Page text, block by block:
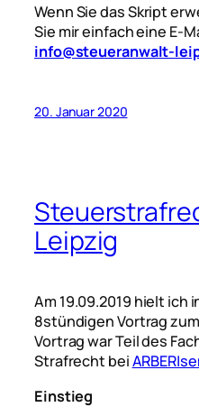
Wenn Sie das Skript
Sie mir einfach eine E-
info@steueranwalt-
20. Januar 2020
Leipzig
Am 19.09.2019 hielt ich
8stündigen Vortrag
Vortrag war Teil des
Strafrecht bei
Einstieg